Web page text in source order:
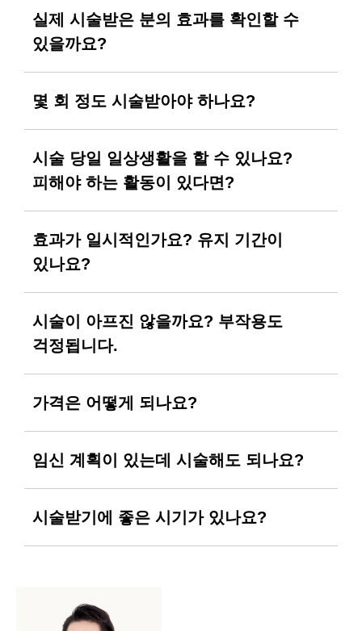
등에도 활용되고 있습니다. 피부 속 깊은 근막층
(SMAS)에 고강도 초음파(HIFU) 에너지를 전달해
개인차가 있어 효과는 조금씩 다를 수 있으나
전반적으로 만족도는 매우 높은 편입니다. 근막
조직이 탄탄해지면서 가슴 처짐이 개선되고 또
진피층과 피부 상층부까지 영향을 주면서 피부
속에서부터 탄력 개선과 조직 재생이
실제 시술받은 분의 효과를 확인할 수
있을까요?
lifting, tightening, and wrinkle reduction of the
decolletage>에 실린 울쎄라 리프팅 시술 전후
확인할 수 있습니다.
몇 회 정도 시술받아야 하나요?
1년에 1회 시술을 권장합니다. 시술 부위와
처짐의 정도에 따라 샷의 수가 달라지는데, 약
400~500샷 정도를 시술하게 됩니다. 고객의 피부
상태에 맞춰 근막층에 대한 침투력이 다른
4.5mm, 3.0mm, 1.5mm의 팁(피부에 직접 닿는
장비)을 사용하고요. 하지만 필요한 시술 주기와
울쎄라 샷 수, 에너지 정도는 개인의 가슴 처짐과
피부 탄력에 따라 다를 수 있으니 병원을 방문해
전문 의료진과 상담하는 것이 꼭 필요합니다.
시술 당일 일상생활을 할 수 있나요?
피해야 하는 활동이 있다면?
시술 시간이 30~40분 정도로 짧고, 시술 부위가
심하게 붓거나 붉게 올라오지는 않아 곧바로
일상생활을 할 수 있는 것도 울쎄라의
장점입니다. 단, 시술 후 일주일간은 가슴에
가해지는 자극을 최소화할 것을 권합니다.
사우나와 찜질방도 자제하는 것이 좋고 달리기,
성관계 등 과격한 운동은 피하는 것이 좋습니다.
효과가 일시적인가요? 유지 기간이
있나요?
효과는 시술 후 1개월이 지나면서 서서히
나타나기 시작합니다. 리프팅 효과는 약 1년 혹은
1년 이상 유지될 수 있습니다.
시술이 아프진 않을까요? 부작용도
걱정됩니다.
개인에 따라 다른데 일반적으로는 마취 크림을
시술 후 약 일주일까지 약간 욱신거릴 수 있으나
일상생활에는 큰 지장이 없습니다. 부기와
가격은 어떻게 되나요?
내원하면 정확히 알 수 있습니다만, 400샷 정도면
임신 계획이 있는데 시술해도 되나요?
가급적 출산과 모유 수유가 끝나고 시술받는
처짐이 발생하기 때문에 그런 면에서 수유까지
시술받기에 좋은 시기가 있나요?
유방통 같은 증상을 겪는다면, 생리가 끝나고